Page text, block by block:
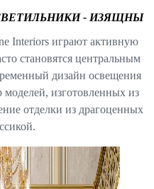
- ИЗЯЩНЫ
Interiors играют активную
становятся центральным
дизайн освещения
изготовленных из
отделки из драгоценных